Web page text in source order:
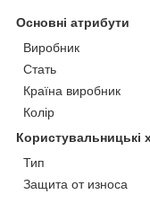
Основні атрибути
Виробник
Стать
Країна виробник
Колір
Користувальницькі
Тип
Защита от износа